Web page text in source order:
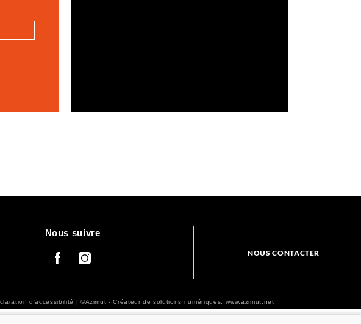
Nous suivre
NOUS CONTACTER
d'accessibilité | ©Azimut - Créateur de solutions numériques, www.azimut.net